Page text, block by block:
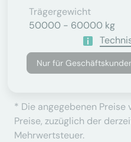
Trägergewicht
50000 - 60000 kg
Nur für
* Die angegebenen
Preise, zuzüglich der
Mehrwertsteuer.